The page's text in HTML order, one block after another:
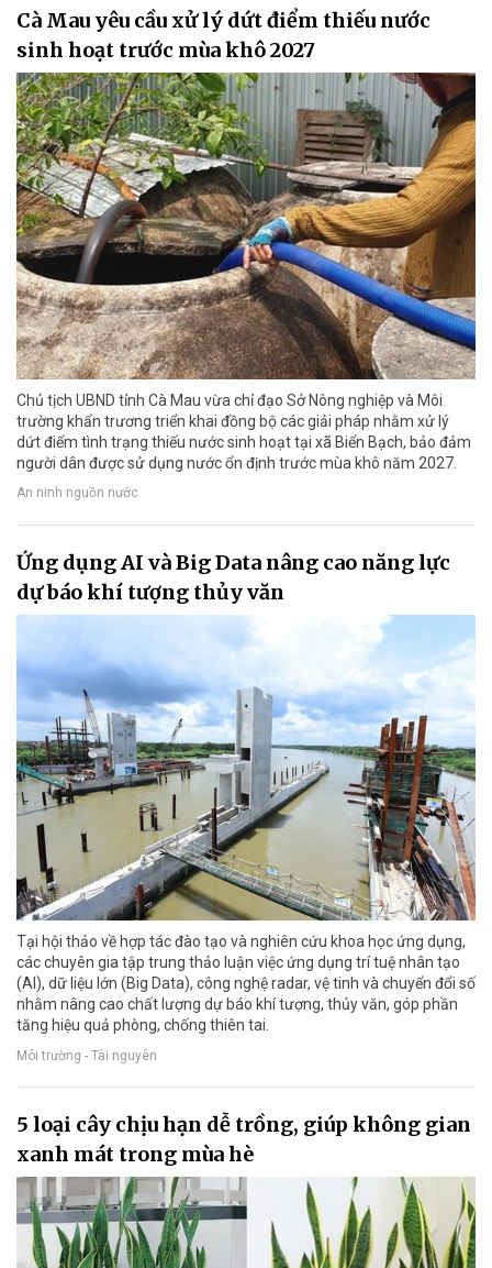
Cà Mau yêu cầu xử lý dứt điểm thiếu nước
sinh hoạt trước mùa khô 2027
Chủ tịch UBND tỉnh Cà Mau vừa chỉ đạo Sở Nông nghiệp và Môi
trường khẩn trương triển khai đồng bộ các giải pháp nhằm xử lý
dứt điểm tình trạng thiếu nước sinh hoạt tại xã Biển Bạch, bảo đảm
người dân được sử dụng nước ổn định trước mùa khô năm 2027.
An ninh nguồn nước
Ứng dụng AI và Big Data nâng cao năng lực
dự báo khí tượng thủy văn
Tại hội thảo về hợp tác đào tạo và nghiên cứu khoa học ứng dụng,
các chuyên gia tập trung thảo luận việc ứng dụng trí tuệ nhân tạo
(AI), dữ liệu lớn (Big Data), công nghệ radar, vệ tinh và chuyển đổi số
nhằm nâng cao chất lượng dự báo khí tượng, thủy văn, góp phần
tăng hiệu quả phòng, chống thiên tai.
Môi trường - Tài nguyên
5 loại cây chịu hạn dễ trồng, giúp không gian
xanh mát trong mùa hè